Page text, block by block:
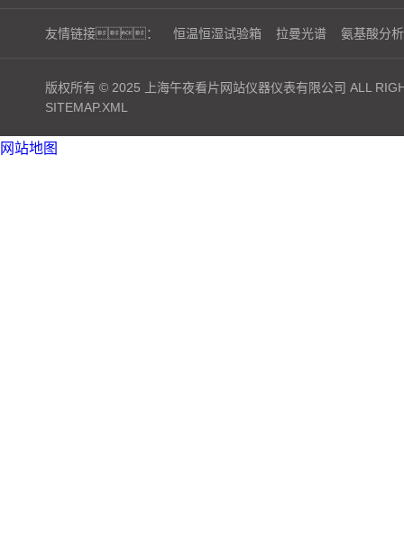
友情链接： 恒温恒湿试验箱 拉曼光谱 氨基酸分
版权所有 © 2025 上海午夜看片网站仪器仪表有限公司 ALL
SITEMAP.XML
网站地图